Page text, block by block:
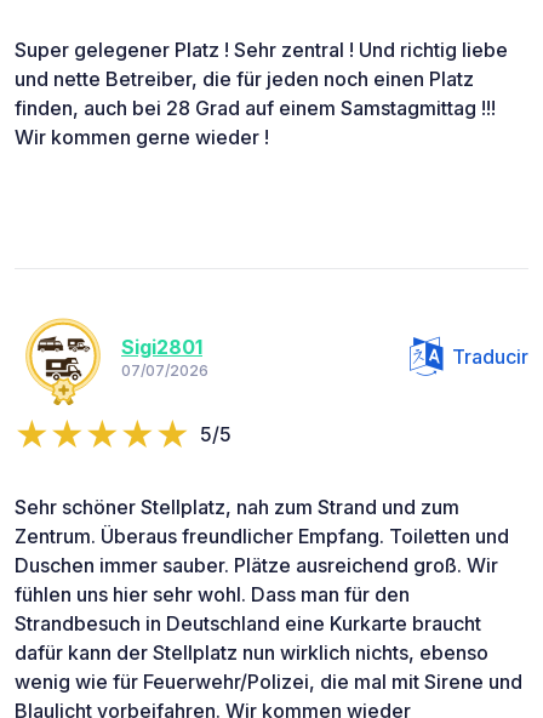
Super gelegener Platz ! Sehr zentral ! Und richtig liebe
und nette Betreiber, die für jeden noch einen Platz
finden, auch bei 28 Grad auf einem Samstagmittag !!!
Wir kommen gerne wieder !
Sigi2801
07/07/2026
Traducir
5/5
Sehr schöner Stellplatz, nah zum Strand und zum
Zentrum. Überaus freundlicher Empfang. Toiletten und
Duschen immer sauber. Plätze ausreichend groß. Wir
fühlen uns hier sehr wohl. Dass man für den
Strandbesuch in Deutschland eine Kurkarte braucht
dafür kann der Stellplatz nun wirklich nichts, ebenso
wenig wie für Feuerwehr/Polizei, die mal mit Sirene und
Blaulicht vorbeifahren. Wir kommen wieder